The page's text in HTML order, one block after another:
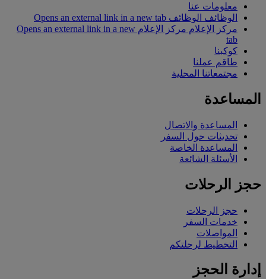
معلومات عنا
الوظائف الوظائف Opens an external link in a new tab
مركز الإعلام
مركز الإعلام Opens an external link in a new
tab
كوكبنا
طاقم عملنا
مجتمعاتنا المحلية
المساعدة
المساعدة والاتصال
تحديثات حول السفر
المساعدة الخاصة
الأسئلة الشائعة
حجز الرحلات
حجز الرحلات
خدمات السفر
المواصلات
التخطيط لرحلتكم
إدارة الحجز